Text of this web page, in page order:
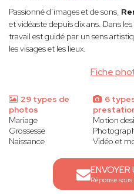
Fiche
Passionné d’images et de sons,
et vidéaste depuis dix ans. Dans
travail est guidé par un sens
les visages et les lieux.
29 types de
photos
Mariage
Grossesse
Naissance
6
Motion
Vidéo et
ENVOYER
Réponse